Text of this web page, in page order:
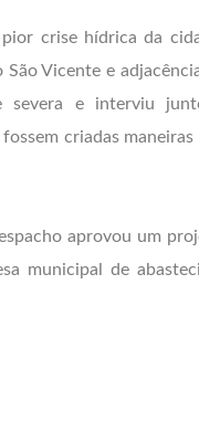
crise hídrica da
Vicente e
severa e interviu
criadas
aprovou um
municipal de